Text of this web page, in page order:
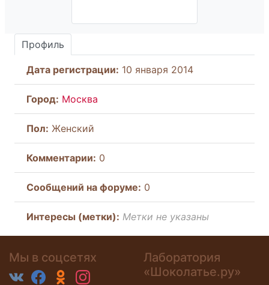
Профиль
Дата регистрации: 10 января 2014
Город: Москва
Пол: Женский
Комментарии: 0
Cообщений на форуме: 0
Интересы (метки): Метки не указаны
Мы в соцсетях
Лаборатория
«Шоколатье.ру»